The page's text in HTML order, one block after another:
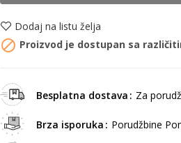
Dodaj na listu želja
 Proizvod je dostupan sa
Besplatna dostava Za
Brza isporuka Porudžbine